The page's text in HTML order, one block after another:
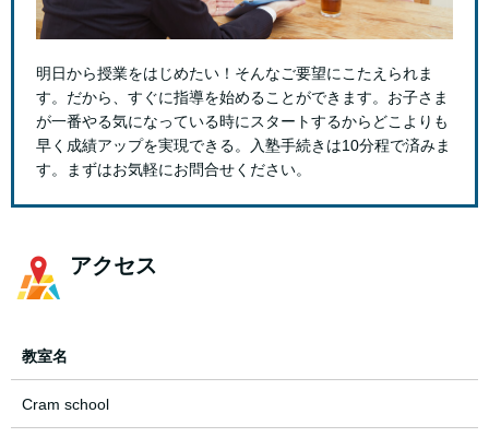
明日から授業をはじめたい！そんなご要望にこたえられま
す。だから、すぐに指導を始めることができます。お子さま
が一番やる気になっている時にスタートするからどこよりも
早く成績アップを実現できる。入塾手続きは10分程で済みま
す。まずはお気軽にお問合せください。
アクセス
教室名
Cram school